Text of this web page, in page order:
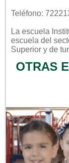
Teléfono:
La escuela
escuela del
Superior y de
OTRAS